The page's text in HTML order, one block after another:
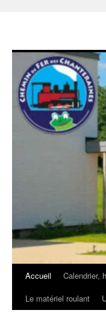
Aller
Accueil Calendrier,
Le matériel roulant